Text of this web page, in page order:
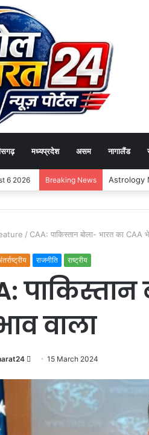
मध्यप्रदेश असम नागालैंड
6 2026 Breaking News
/ CAA: पाकिस्तान बोला- भारत का CAA
राजनीति राष्ट्रीय
वाला
Send
email
15 March 2024